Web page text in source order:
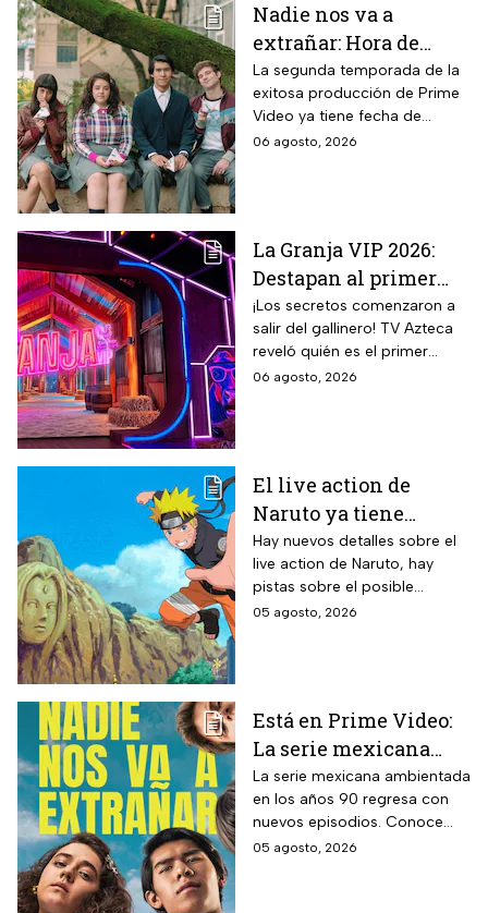
Nadie nos va a
extrañar: Hora de
estreno de la
Temporada 2 y reparto
completo
La segunda temporada de la
exitosa producción de Prime
Video ya tiene fecha de
estreno. Conoce el horario en
06 agosto, 2026
La Granja VIP 2026:
Destapan al primer
participante del
reality más viral de la
televisión mexicana
¡Los secretos comenzaron a
salir del gallinero! TV Azteca
reveló quién es el primer
granjero confirmado para la
06 agosto, 2026
El live action de
Naruto ya tiene
director y así avanza
el casting de la
película
Hay nuevos detalles sobre el
live action de Naruto, hay
pistas sobre el posible
enfoque de la historia y
05 agosto, 2026
Está en Prime Video:
La serie mexicana
noventera de la que
todos están hablando
y que se ve en un fin
de semana
La serie mexicana ambientada
en los años 90 regresa con
nuevos episodios. Conoce
cuándo se estrena, qué
05 agosto, 2026